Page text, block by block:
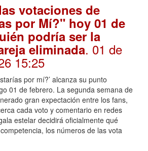
votaciones de
por Mí?" hoy 01 de
podría ser la
eliminada. 01 de
15:25
por mí?’ alcanza su punto
01 de febrero. La segunda semana de
gran expectación entre los fans,
cada voto y comentario en redes
estelar decidirá oficialmente qué
los números de las vota